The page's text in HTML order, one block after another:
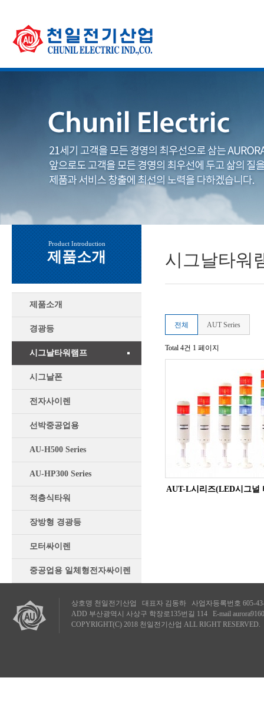
Product Introduction
제품소개
제품소개
경광등
시그날타워램프
시그날폰
전자사이렌
선박중공업용
AU-H500 Series
AU-HP300 Series
적층식타워
장방형 경광등
모터싸이렌
중공업용 일체형전자싸이렌
시그날타워
전체 AUT Series
Total 4건 1 페이지
AUT-L시리즈(LED시그널
상호명 천일전기산업 대표자 김동하 사업자등록번호 605-
ADD 부산광역시 사상구 학장로135번길 114 E-mail
COPYRIGHT(C) 2018 천일전기산업 ALL RIGHT RESERVED.